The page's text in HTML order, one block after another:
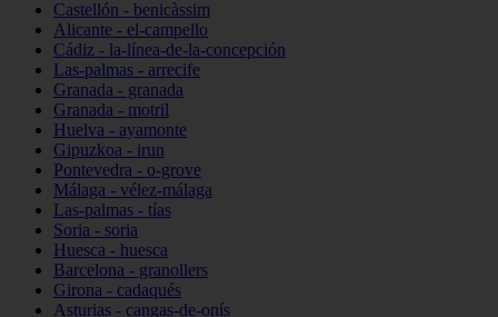
Castellón - benicàssim
Alicante - el-campello
Cádiz - la-línea-de-la-concepción
Las-palmas - arrecife
Granada - granada
Granada - motril
Huelva - ayamonte
Gipuzkoa - irun
Pontevedra - o-grove
Málaga - vélez-málaga
Las-palmas - tías
Soria - soria
Huesca - huesca
Barcelona - granollers
Girona - cadaqués
Asturias - cangas-de-onís